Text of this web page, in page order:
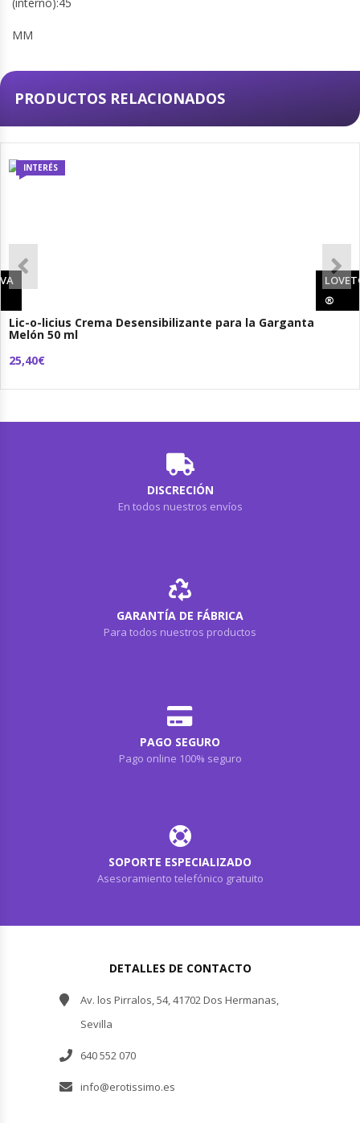
PRODUCTOS RELACIONADOS
INTERÉS
Lic-o-licius Crema Desensibilizante para la Garganta
Melón 50 ml
25,40€
®
DISCRECIÓN
En todos nuestros envíos
GARANTÍA DE FÁBRICA
Para todos nuestros productos
PAGO SEGURO
Pago online 100% seguro
SOPORTE ESPECIALIZADO
Asesoramiento telefónico gratuito
DETALLES DE CONTACTO
Av. los Pirralos, 54, 41702 Dos Hermanas,
Sevilla
640 552 070
info@erotissimo.es